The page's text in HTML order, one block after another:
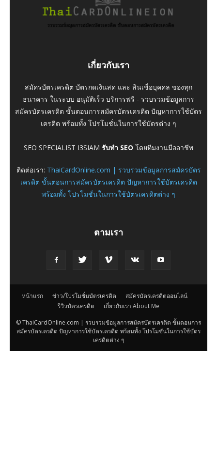
เกี่ยวกับเรา
สมัครบัตรเครดิต บัตรกดเงินสด และ สินเชื่อบุคคล ของทุก
ธนาคาร ในระบบ อนุมัติเร็ว บริการฟรี - รวบรวมข้อมูลการ
สมัครบัตรเครดิต ขั้นตอนการสมัครบัตรเครดิต ปัญหาการใช้บัตร
เครดิต พร้อมทั้ง โปรโมชั่นในการใช้บัตรต่าง ๆ
SEO SPECIALIST I3SIAM รับทำ SEO โดยทีมงานมืออาชีพ
ติดต่อเรา: ThaiCardOnline.com | รวบรวมข้อมูลการสมัครบัตร
เครดิต ขั้นตอนการสมัครบัตรเครดิต ปัญหาการใช้บัตรเครดิต
พร้อมทั้ง โปรโมชั่นในการใช้บัตรเครดิตต่าง ๆ
ตามเรา
หน้าแรก ข่าว/โปรโมชั่นบัตรเครดิต
สมัครบัตรเครดิตออนไลน์
รีวิวบัตรเครดิต
เกี่ยวกับเรา About Me
© ThaiCardOnline.com | รวบรวมข้อมูลการสมัครบัตรเครดิต ขั้นตอนการ
สมัครบัตรเครดิต ปัญหาการใช้บัตรเครดิต พร้อมทั้ง โปรโมชั่นในการใช้บัตร
เครดิตต่าง ๆ